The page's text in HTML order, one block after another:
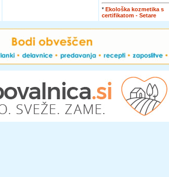
* Ekološka kozmetika s
certifikatom - Setare